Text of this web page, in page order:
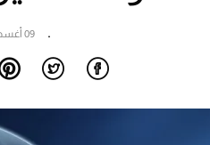
09 أغسطس 2015